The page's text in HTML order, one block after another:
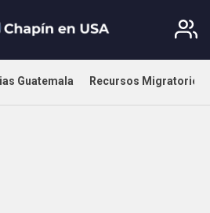
Guatemala Recursos Migratorios